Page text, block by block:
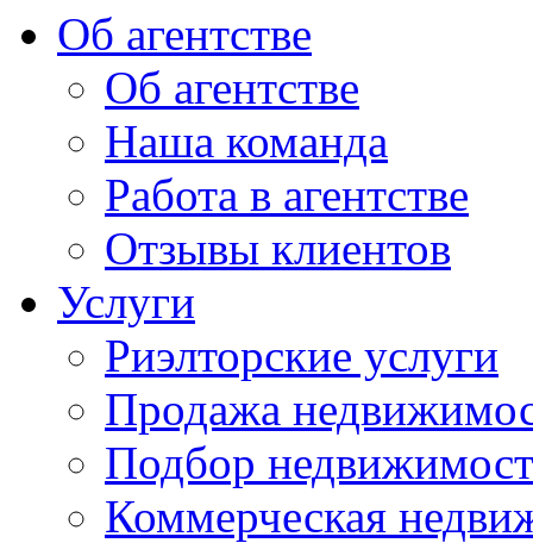
Об агентстве
Об агентстве
Наша команда
Работа в агентстве
Отзывы клиентов
Услуги
Риэлторские услуги
Продажа
Подбор
Коммерческая